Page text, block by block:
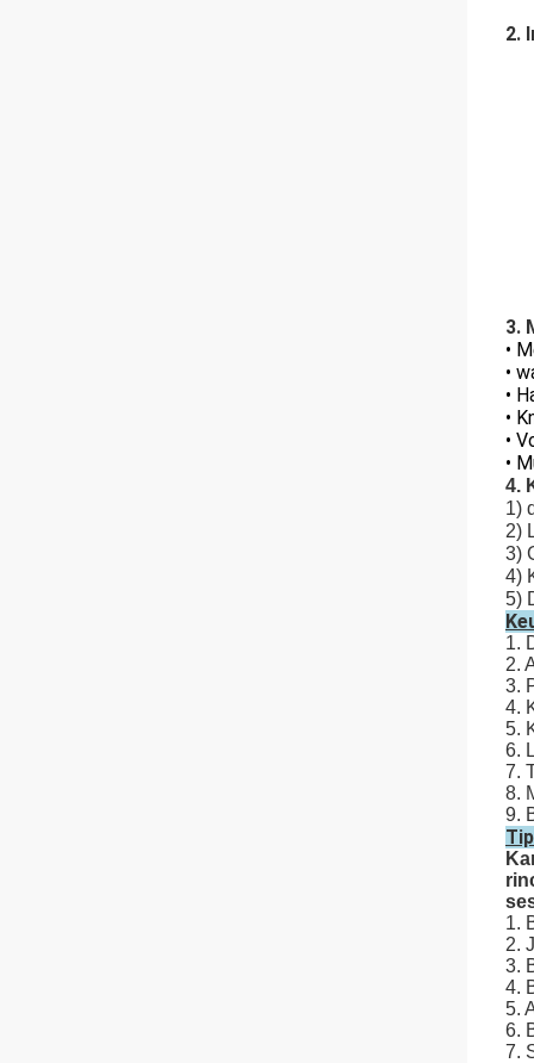
2.
3.
•
•
•
•
•
•
4.
1)
2)
3)
4)
5)
1.
2.
3.
4.
5.
6.
7.
8.
9.
1.
2.
3.
4.
5.
6.
7.